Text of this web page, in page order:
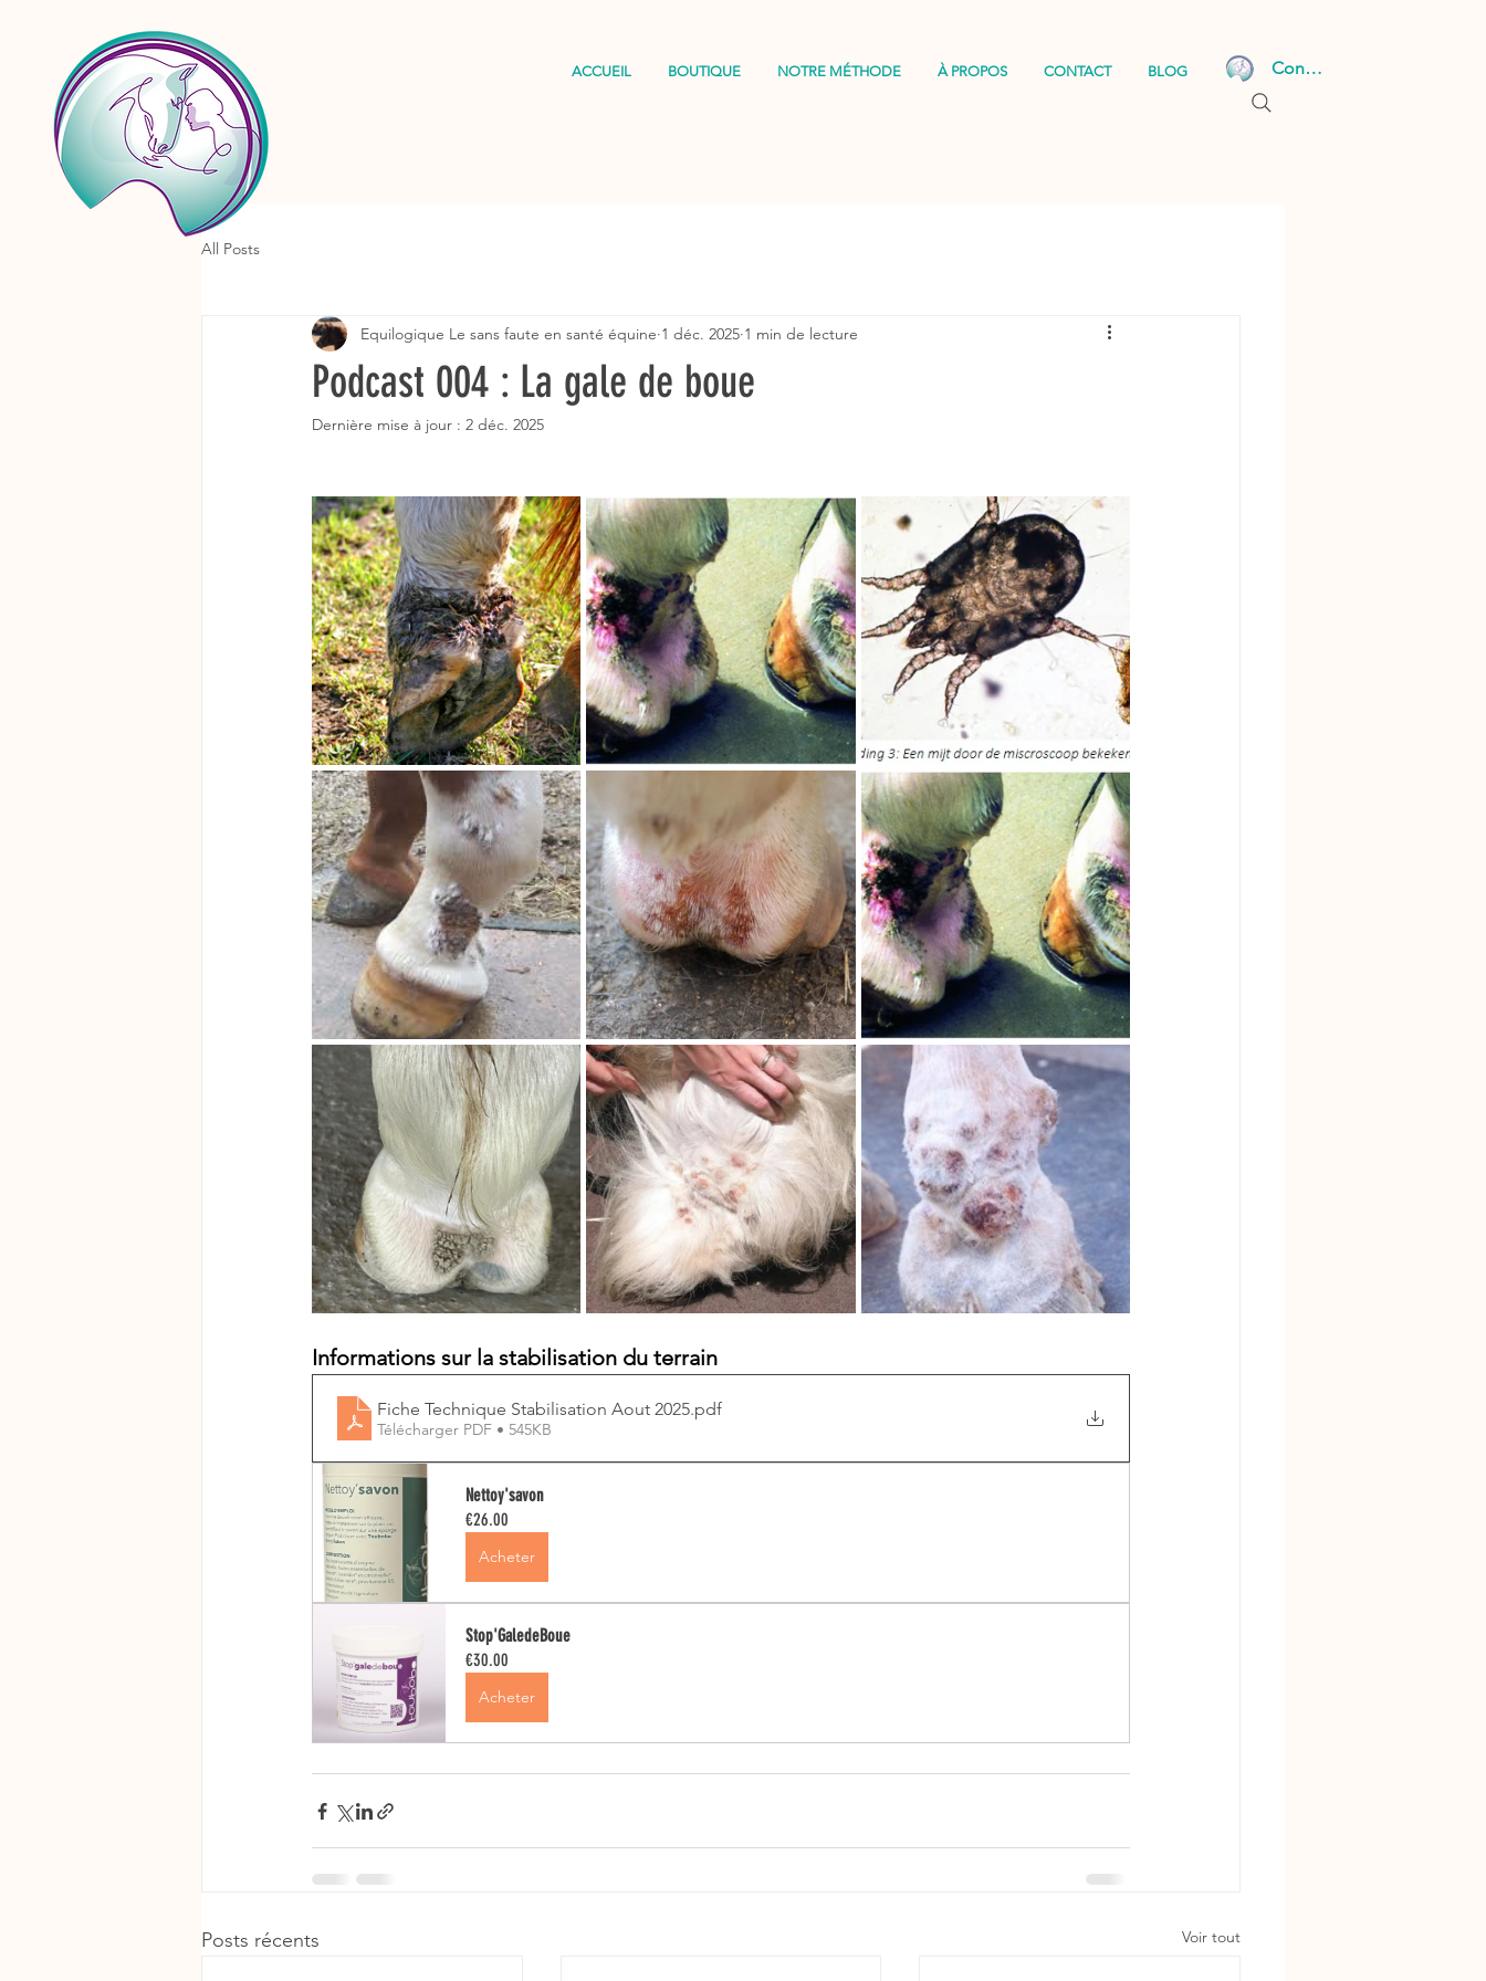
ACCUEIL BOUTIQUE NOTRE MÉTHODE À PROPOS CONTACT BLOG Connexion
All Posts
Podcast 004 : La gale de boue
Equilogique Le sans faute en santé équine 1 déc. 2025 1 min de lecture
Dernière mise à jour : 2 déc. 2025
Informations sur la stabilisation du terrain
Fiche Technique Stabilisation Aout 2025.pdf
Télécharger PDF • 545KB
Nettoy'savon
€26.00
Acheter
Stop'GaledeBoue
€30.00
Acheter
Posts récents Voir tout